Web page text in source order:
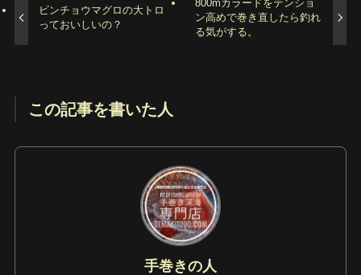
ビンチョウマグロの大トロ
っておいしいの？
800mカラードをテンショ
ン高めで巻き直したら釣れ
る気がする。
この記事を書いた人
手巻きの人